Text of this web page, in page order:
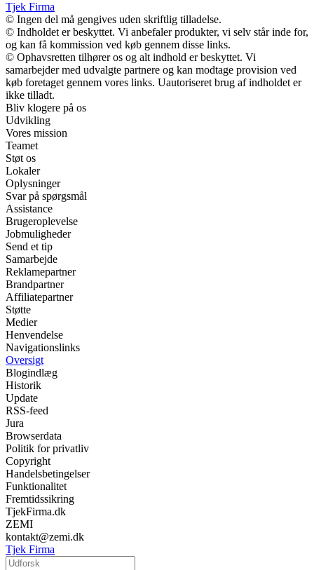
Tjek Firma
© Ingen del må gengives uden skriftlig tilladelse.
© Indholdet er beskyttet. Vi anbefaler produkter, vi selv står inde for,
og kan få kommission ved køb gennem disse links.
© Ophavsretten tilhører os og alt indhold er beskyttet. Vi
samarbejder med udvalgte partnere og kan modtage provision ved
køb foretaget gennem vores links. Uautoriseret brug af indholdet er
ikke tilladt.
Bliv klogere på os
Udvikling
Vores mission
Teamet
Støt os
Lokaler
Oplysninger
Svar på spørgsmål
Assistance
Brugeroplevelse
Jobmuligheder
Send et tip
Samarbejde
Reklamepartner
Brandpartner
Affiliatepartner
Støtte
Medier
Henvendelse
Navigationslinks
Oversigt
Blogindlæg
Historik
Update
RSS-feed
Jura
Browserdata
Politik for privatliv
Copyright
Handelsbetingelser
Funktionalitet
Fremtidssikring
TjekFirma.dk
ZEMI
kontakt@zemi.dk
Tjek Firma